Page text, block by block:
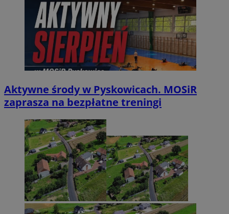
Aktywne środy w Pyskowicach. MOSiR
zaprasza na bezpłatne treningi